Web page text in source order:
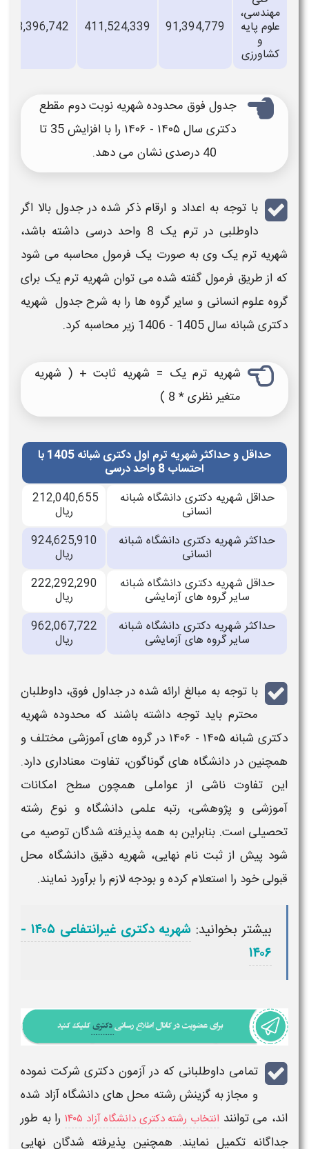
پایه 91,394,779
411,524,339
13,396,742
جدول فوق محدوده شهریه نوبت دوم مقطع
دکتری سال ۱۴۰۵ - ۱۴۰۶​ را با افزایش 35 تا
با توجه به اعداد و ارقام ذکر شده در جدول بالا اگر
داوطلبی در ترم یک 8 واحد درسی داشته باشد،
ترم یک وی به صورت یک فرمول محاسبه می شود
طریق فرمول گفته شده می توانشهریهترم یک برای
علوم انسانی و سایر گروه ها را به شرح جدولشهریه
شبانه سال 1405 - 1406
زیر محاسبه کرد.
شهریه ترم یک = شهریه ثابت + ( شهریه
متغیر نظری * 8 )
حداقل و حداکثر شهریه ترم اول دکتری شبانه 1405 با
احتساب 8 واحد درسی
شهریه دکتری دانشگاه شبانه
212,040,655
شهریه دکتری دانشگاه شبانه
924,625,910
شهریه دکتری دانشگاه شبانه
سایر گروه های آزمایشی
222,292,290
شهریه دکتری دانشگاه شبانه
سایر گروه های آزمایشی
962,067,722
با توجه به مبالغ ارائه شده در جداول فوق، داوطلبان
محترم باید توجه داشته باشند که محدودهشهریه
۱۴۰۵ - ۱۴۰۶
در گروه‌ های آموزشی مختلف و
در دانشگاه‌ های گوناگون، تفاوت معناداری دارد.
تفاوت ناشی از عواملی همچون سطح امکانات
و پژوهشی، رتبه علمی دانشگاه و نوع رشته
است. بنابراین به همه پذیرفته‌ شدگان توصیه می‌
پیش از ثبت‌ نام نهایی، شهریهدقیق دانشگاه محل
خود را استعلام کرده و بودجه لازم را برآورد نمایند.
بیشتر بخوانید:
شهریه دکتری غیرانتفاعی ۱۴۰۵ -
تمامی داوطلبانی که در آزموندکتریشرکت نموده
و مجاز به گزینش رشته‌ محل‌ های دانشگاه آزاد شده‌
می‌ توانندانتخاب رشته دکتری دانشگاه آزاد ۱۴۰۵
را به‌ طور
تکمیل نمایند. همچنین پذیرفته‌ شدگان نهایی